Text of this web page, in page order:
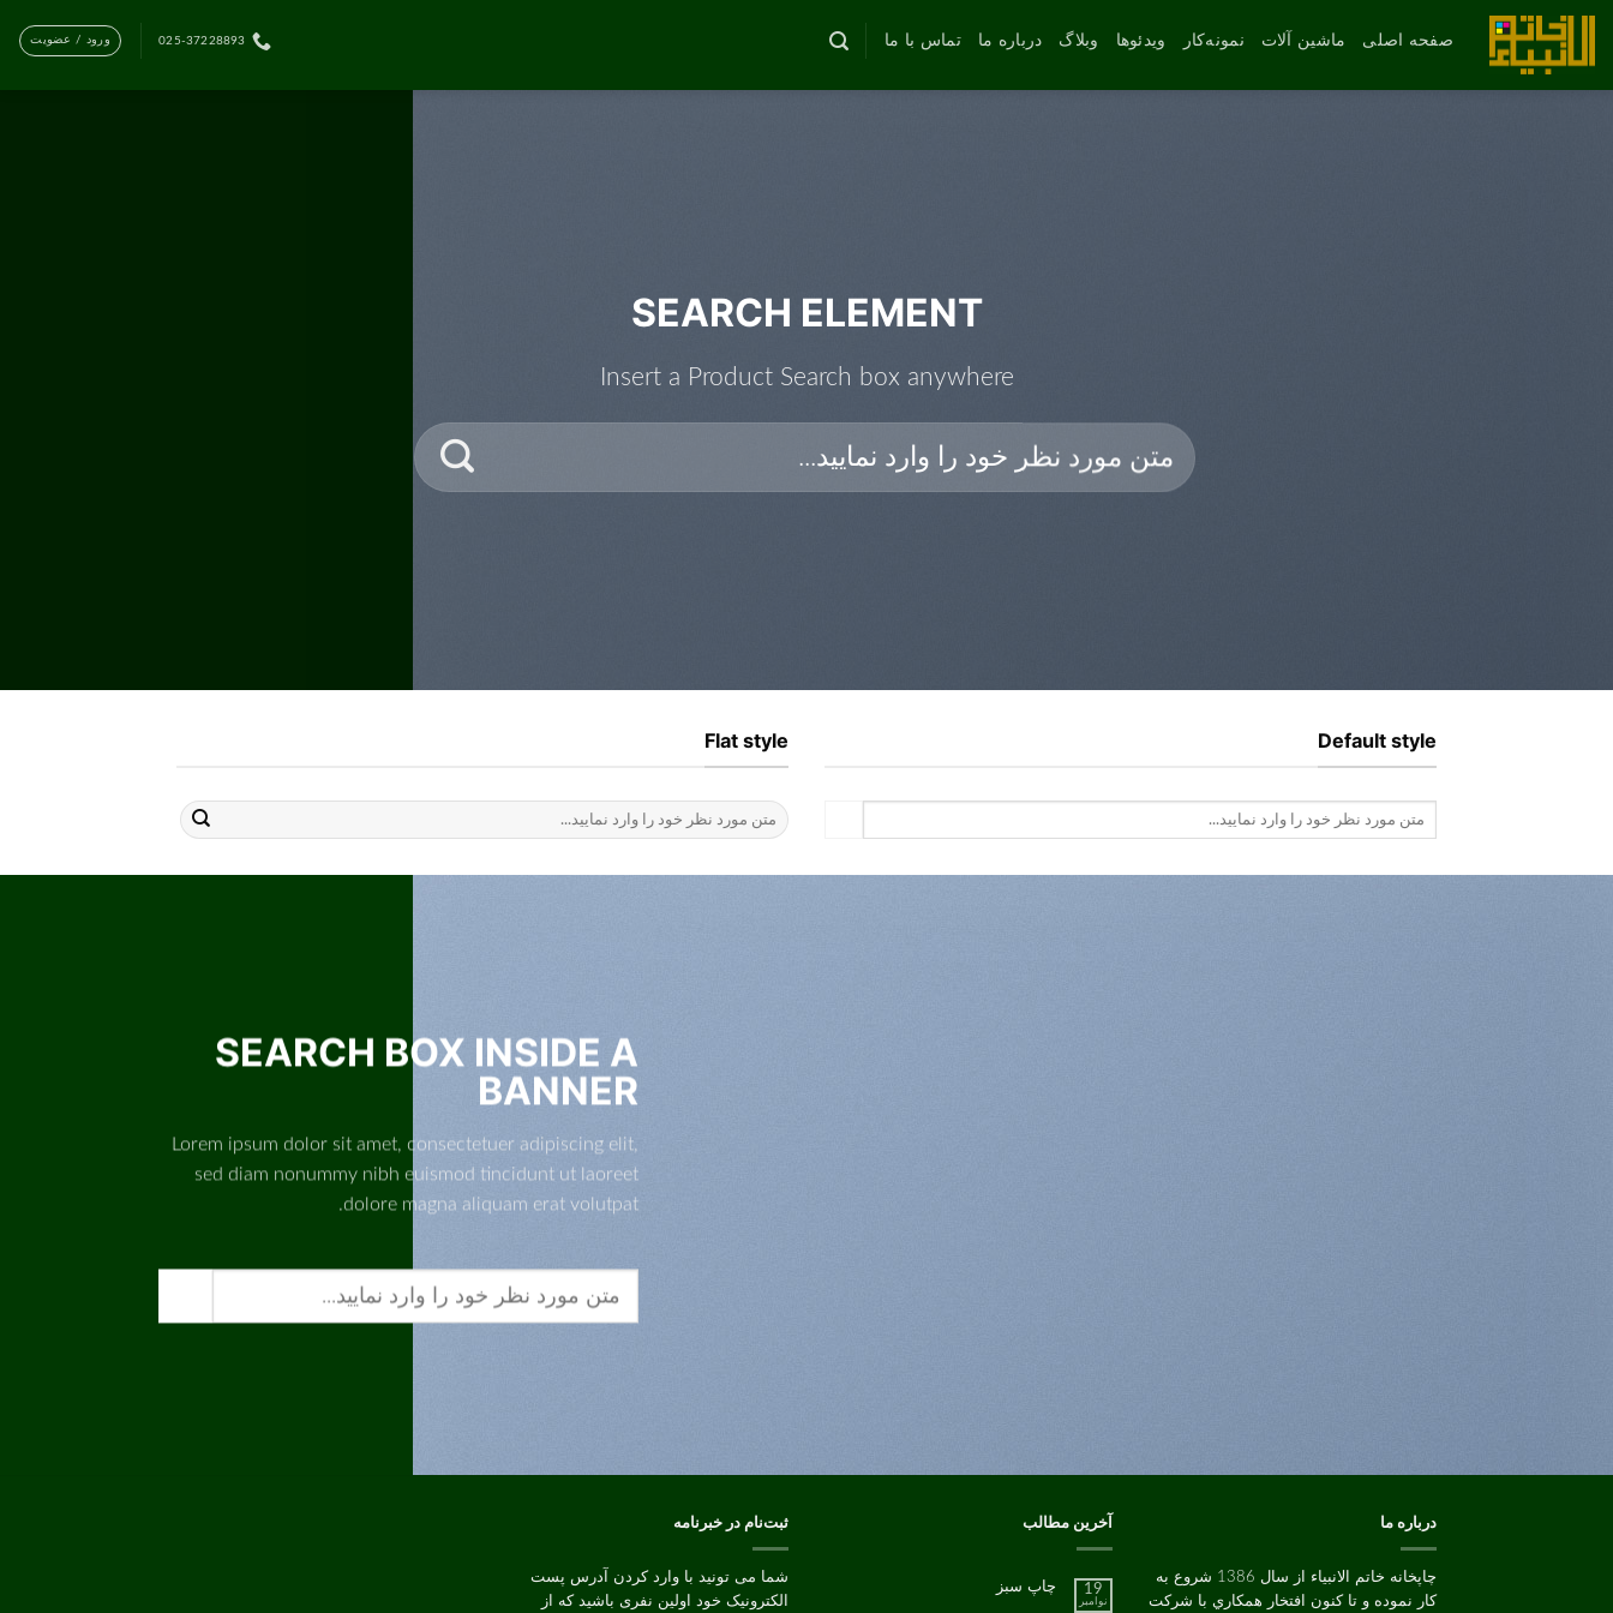
محتوا
صفحه اصلی ماشین آلات نمونه‌کار ویدئوها وبلاگ درباره ما تماس با ما 025-37228893 ورود / عضویت
SEARCH ELEMENT
Insert a Product Search box anywhere
جستجو
برای:
Default style
برای:
Flat style
جستجو
برای:
SEARCH BOX INSIDE A
BANNER
Lorem ipsum dolor sit amet, consectetuer adipiscing elit,
sed diam nonummy nibh euismod tincidunt ut laoreet
dolore magna aliquam erat volutpat.
درباره ما
چاپخانه خاتم الانبیاء از سال 1386 شروع به
کار نموده و تا کنون افتخار همکاري با شرکت
آخرین مطالب
19
نوامبر
چاپ سبز
ثبت‌نام در خبرنامه
شما می تونید با وارد کردن آدرس پست
الکترونیک خود اولین نفری باشید که از